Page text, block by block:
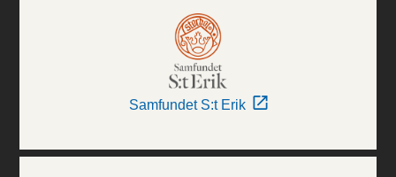
Samfundet S:t Erik